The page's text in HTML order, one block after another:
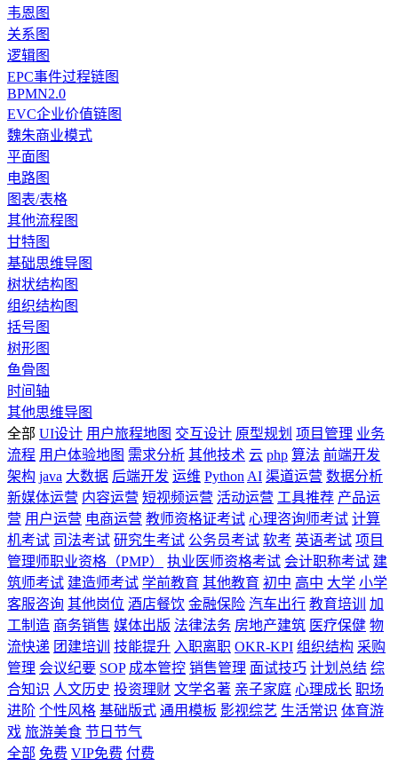
韦恩图
关系图
逻辑图
EPC事件过程链图
BPMN2.0
EVC企业价值链图
魏朱商业模式
平面图
电路图
图表/表格
其他流程图
甘特图
基础思维导图
树状结构图
组织结构图
括号图
树形图
鱼骨图
时间轴
其他思维导图
全部 UI设计 用户旅程地图 交互设计 原型规划 项目管理 业务
流程 用户体验地图 需求分析 其他技术 云 php 算法 前端开发
架构 java 大数据 后端开发 运维 Python AI 渠道运营 数据分析
新媒体运营 内容运营 短视频运营 活动运营 工具推荐 产品运
营 用户运营 电商运营 教师资格证考试 心理咨询师考试 计算
机考试 司法考试 研究生考试 公务员考试 软考 英语考试 项目
管理师职业资格（PMP）
执业医师资格考试 会计职称考试 建
筑师考试 建造师考试 学前教育 其他教育 初中 高中 大学 小学
客服咨询 其他岗位 酒店餐饮 金融保险 汽车出行 教育培训
加
工制造 商务销售 媒体出版 法律法务 房地产建筑 医疗保健 物
流快递 团建培训 技能提升 入职离职 OKR-KPI 组织结构 采购
管理 会议纪要 SOP 成本管控 销售管理 面试技巧 计划总结 综
合知识 人文历史 投资理财 文学名著 亲子家庭 心理成长 职场
进阶 个性风格 基础版式 通用模板 影视综艺 生活常识 体育游
戏 旅游美食 节日节气
全部 免费 VIP免费 付费